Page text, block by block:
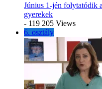
Június 1-jén folytatódik
gyerekek
- 119 205 Views
6. osztály